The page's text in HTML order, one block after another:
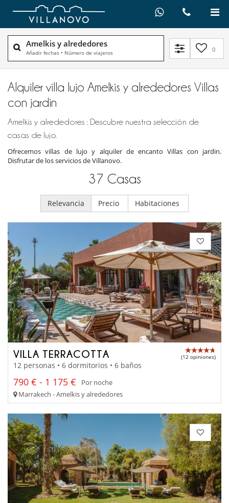
Amelkis y alrededores
Añadir fechas • Número de viajeros 0
Alquiler villa lujo Amelkis y alrededores Villas
con jardin
Amelkis y alrededores : Descubre nuestra selección de
casas de lujo.
Ofrecemos villas de lujo y alquiler de encanto Villas con jardin.
Disfrutar de los servicios de Villanovo.
37 Casas
Relevancia Precio Habitaciones
VILLA TERRACOTTA (12 opiniones)
12 personas • 6 dormitorios • 6 baños
790 € - 1 175 €
Por noche
Marrakech - Amelkis y alrededores